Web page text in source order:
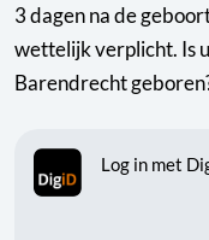
3 dagen na de
wettelijk verplicht. Is
Barendrecht
Log in met